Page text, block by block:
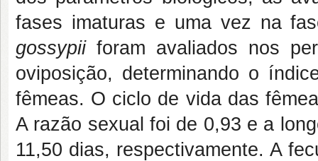
fases imaturas e uma vez na
gossypii foram avaliados nos
oviposição, determinando o
fêmeas. O ciclo de vida das
A razão sexual foi de 0,93 e a
11,50 dias, respectivamente. A